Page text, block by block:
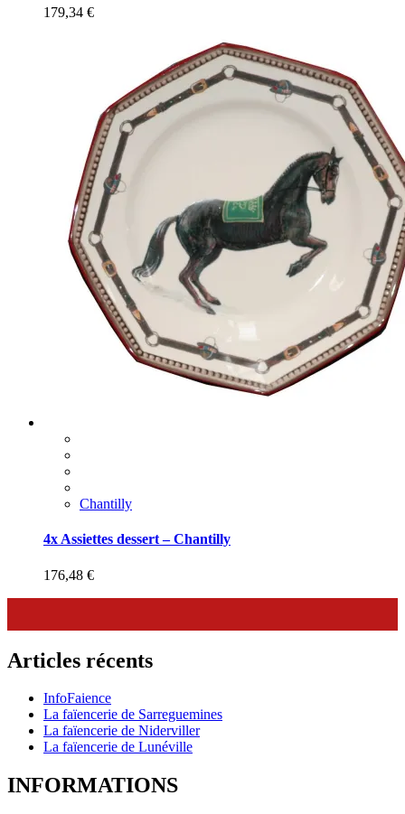
179,34 €
Chantilly
4x Assiettes dessert – Chantilly
176,48 €
Articles récents
InfoFaience
La faïencerie de Sarreguemines
La faïencerie de Niderviller
La faïencerie de Lunéville
INFORMATIONS